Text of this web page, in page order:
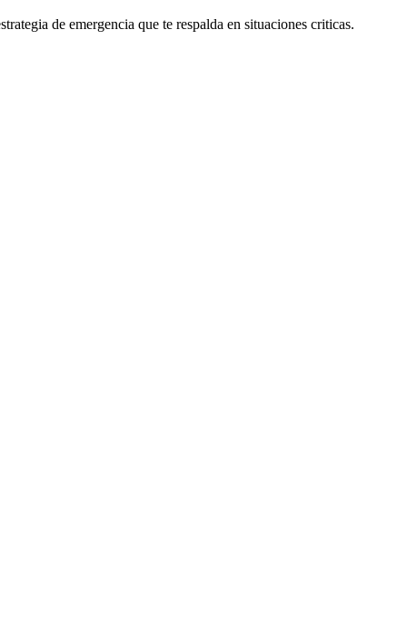
de emergencia que te respalda en situaciones criticas.